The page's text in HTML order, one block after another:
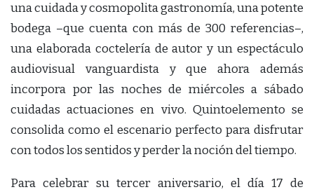
una cuidada y cosmopolita gastronomía, una potente
bodega –que cuenta con más de 300 referencias–,
una elaborada coctelería de autor y un espectáculo
audiovisual vanguardista y que ahora además
incorpora por las noches de miércoles a sábado
cuidadas actuaciones en vivo. Quintoelemento se
consolida como el escenario perfecto para disfrutar
con todos los sentidos y perder la noción del tiempo.
Para celebrar su tercer aniversario, el día 17 de